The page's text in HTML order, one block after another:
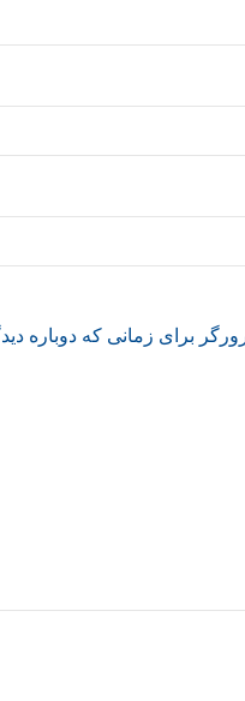
برای زمانی که دوباره